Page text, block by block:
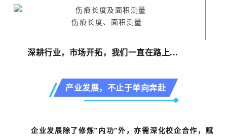
伤痕长度、面积测量
深耕行业，市场开拓，我们一直在路上...
产业发展，不止于单向奔赴
企业发展除了修炼”内功“外，亦需深化校企合作，赋